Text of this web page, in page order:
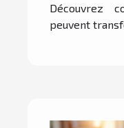
Découvrez
peuvent